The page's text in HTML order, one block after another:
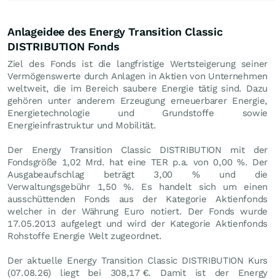
Anlageidee des Energy Transition Classic
DISTRIBUTION Fonds
Ziel des Fonds ist die langfristige Wertsteigerung seiner
Vermögenswerte durch Anlagen in Aktien von Unternehmen
weltweit, die im Bereich saubere Energie tätig sind. Dazu
gehören unter anderem Erzeugung erneuerbarer Energie,
Energietechnologie und Grundstoffe sowie
Energieinfrastruktur und Mobilität.
Der Energy Transition Classic DISTRIBUTION mit der
Fondsgröße 1,02 Mrd. hat eine TER p.a. von 0,00 %. Der
Ausgabeaufschlag beträgt 3,00 % und die
Verwaltungsgebühr 1,50 %. Es handelt sich um einen
ausschüttenden Fonds aus der Kategorie Aktienfonds
welcher in der Währung Euro notiert. Der Fonds wurde
17.05.2013 aufgelegt und wird der Kategorie Aktienfonds
Rohstoffe Energie Welt zugeordnet.
Der aktuelle Energy Transition Classic DISTRIBUTION Kurs
(07.08.26) liegt bei 308,17 €. Damit ist der Energy